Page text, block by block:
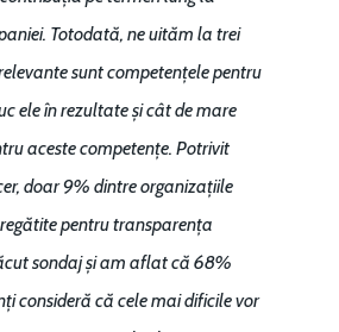
Totodată, ne uităm la trei
sunt competențele pentru
ele în rezultate și cât de mare
aceste competențe. Potrivit
doar 9% dintre organizațiile
pentru transparența
sondaj și am aflat că 68%
consideră că cele mai dificile vor